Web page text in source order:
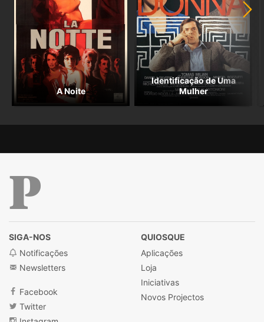
A Noite
Identificação de Uma
Mulher
SIGA-NOS
Notificações
Newsletters
Facebook
Twitter
QUIOSQUE
Aplicações
Loja
Iniciativas
Novos Projectos